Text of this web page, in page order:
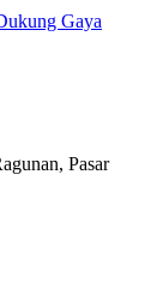
Gaya
Pasar